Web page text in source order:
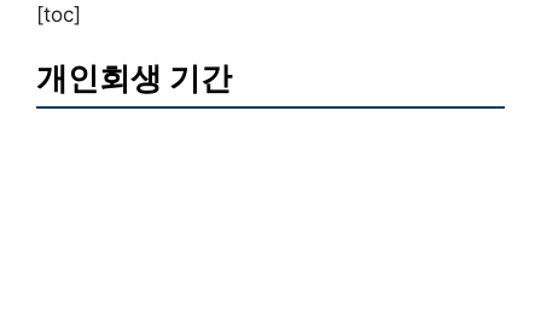
[toc]
개인회생 기간